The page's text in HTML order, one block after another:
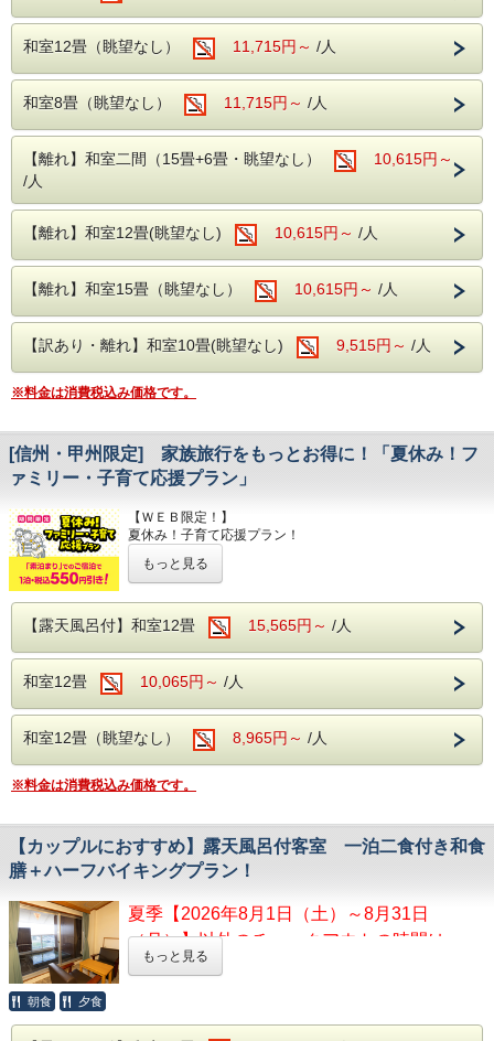
小学生 大人の75％→37％
幼児(3歳～小学生未満） 大人の50％→25％
【近隣観光スポット】
・山梨県立リニア見学センター
リニアの乗車体験やリニアの仕組みを学べ
ます！
※9月24日（木）・9月28日（月）は休館
・山梨県立科学館 ※臨時休館日があ
プラネタリウムやサイエンスショーなどが
あり、模型や装置を動かして
お子様とご一緒に楽しんだ後は、当館の温泉
で疲れた体を癒してください。
【実施期間】
2026年9月18日(金)・9月23日(水)～9月25日
・本プランは、大人（2名以上～）お子様を
含め1室3名以上でお申し込みができます。
・大人2名以上いらっしゃる事が条件となり
・大人1名につき、お子様2名までとなりま
・各種割引サービスとの併用はできません。
・表示の金額は割引後の金額です。
【お食事】
ご夕食は創作和食膳＋約20種のハーフバイキ
ングメニューをご用意。
したお料理をご用意。
和室12畳（眺望なし） 11,715円～ /人
和室8畳（眺望なし） 11,715円～ /人
【離れ】和室二間（15畳+6畳・眺望なし）
10,615円～
/人
【離れ】和室12畳(眺望なし) 10,615円～ /人
【離れ】和室15畳（眺望なし） 10,615円～ /人
【訳あり・離れ】和室10畳(眺望なし) 9,515円～ /人
※料金は消費税込み価格です。
[信州・甲州限定] 家族旅行をもっとお得に！「夏休み！フ
ァミリー・子育て応援プラン」
【ＷＥＢ限定！】
夏休み！子育て応援プラン！
幼児（3歳以上）・小学生のお子様がいるご家族限定！
この夏、子育て世代を応援する特別プランとして、宿泊料金
を最大限まで抑えた
「お食事なし・素泊まりプラン」
をご用
さらに、このプランでご予約いただくと、通常の素泊まりプ
ランより
＼お一人様あたり500円引き！
「できるだけ安く旅行したい！」というご家族にぴったり
の、おトクな特別プランです。
チェックイン時間を気にせず、遅めの到着でもOK！
に満喫してください♪
夏休みの旅行代をかしこく節約！
浮いたお金で、観光や体験をもっと楽しもう！
近隣では…
「西沢渓谷」大自然がいっぱいでマイナスイ
オンを感じながらハイキングが楽しめます。
公園は当館から車で近くピクニックにも適し
もっと見る
【露天風呂付】和室12畳 15,565円～ /人
和室12畳 10,065円～ /人
和室12畳（眺望なし） 8,965円～ /人
※料金は消費税込み価格です。
【カップルにおすすめ】露天風呂付客室 一泊二食付き和食
膳＋ハーフバイキングプラン！
夏季【2026年8月1日（土）～8月31日
（月）】以外のチェックアウトの時間は
11:00です。
もっと見る
朝食 夕食